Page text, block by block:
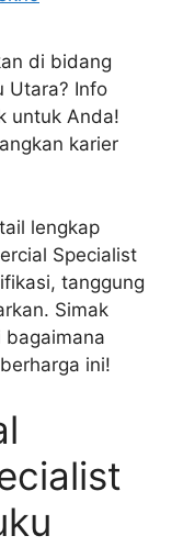
di bidang
Utara? Info
untuk Anda!
karier
lengkap
Specialist
tanggung
Simak
bagaimana
ini!